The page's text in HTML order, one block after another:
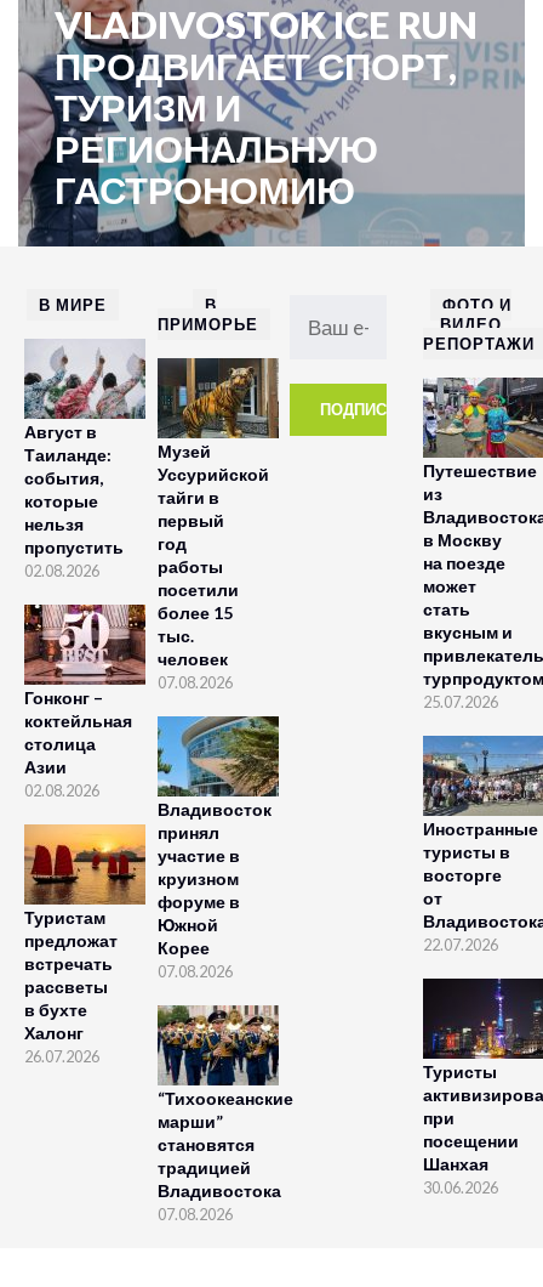
VLADIVOSTOK ICE RUN
ПРОДВИГАЕТ СПОРТ,
ТУРИЗМ И
РЕГИОНАЛЬНУЮ
ГАСТРОНОМИЮ
В МИРЕ
Август в
Таиланде:
события,
которые
нельзя
пропустить
02.08.2026
Гонконг –
коктейльная
столица
Азии
02.08.2026
Туристам
предложат
встречать
рассветы
в бухте
Халонг
26.07.2026
В
ПРИМОРЬЕ
Музей
Уссурийской
тайги в
первый
год
работы
посетили
более 15
тыс.
человек
07.08.2026
Владивосток
принял
участие в
круизном
форуме в
Южной
Корее
07.08.2026
“Тихоокеанские
марши”
становятся
традицией
Владивостока
07.08.2026
ФОТО И
ВИДЕО
РЕПОРТАЖИ
Путешествие
из
в Москву
на поезде
может
стать
вкусным и
турпродуктом
25.07.2026
Иностранные
туристы в
восторге
от
22.07.2026
Туристы
при
посещении
Шанхая
30.06.2026